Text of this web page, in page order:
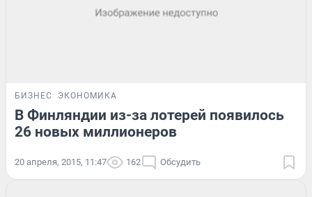
БИЗНЕС ЭКОНОМИКА
В Финляндии из-за лотерей появилось
26 новых миллионеров
20 апреля, 2015, 11:47 162 Обсудить